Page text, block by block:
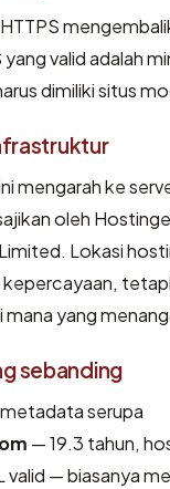
valid adalah
dimiliki situs
mengarah ke
oleh
Lokasi
kepercayaan,
mana yang
sebanding
serupa
— 19.3 tahun,
valid — biasanya